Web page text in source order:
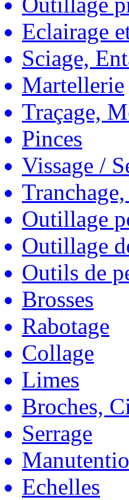
Eclairage
Sciage,
Martellerie
Traçage,
Pinces
Vissage /
Outillage
Outillage
Outils de
Brosses
Rabotage
Collage
Limes
Broches,
Serrage
Echelles